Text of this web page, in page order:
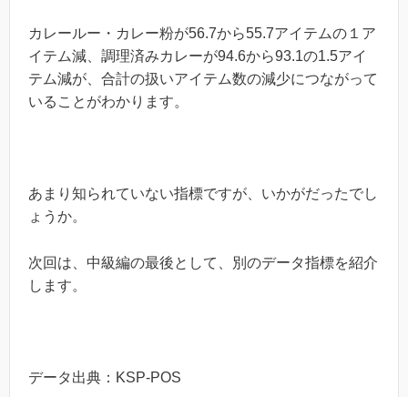
カレールー・カレー粉が56.7から55.7アイテムの１ア
イテム減、調理済みカレーが94.6から93.1の1.5アイ
テム減が、合計の扱いアイテム数の減少につながって
いることがわかります。
あまり知られていない指標ですが、いかがだったでし
ょうか。
次回は、中級編の最後として、別のデータ指標を紹介
します。
データ出典：KSP-POS